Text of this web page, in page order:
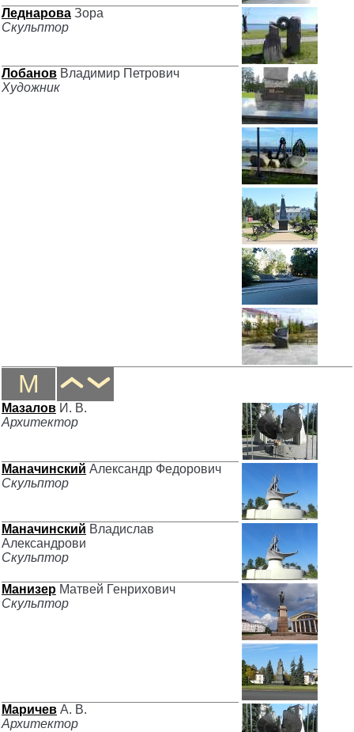
Леднарова Зора
Скульптор
Лобанов Владимир Петрович
Художник
М
Мазалов И. В.
Архитектор
Маначинский Александр Федорович
Скульптор
Маначинский Владислав
Александрови
Скульптор
Манизер Матвей Генрихович
Скульптор
Маричев А. В.
Архитектор